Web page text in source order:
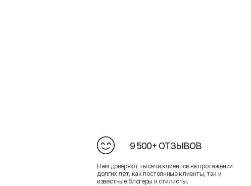
9 500+ ОТЗЫВОВ
Нам доверяют тысячи клиентов на протяжении
долгих лет, как постоянные клиенты, так и
известные блогеры и стилисты.